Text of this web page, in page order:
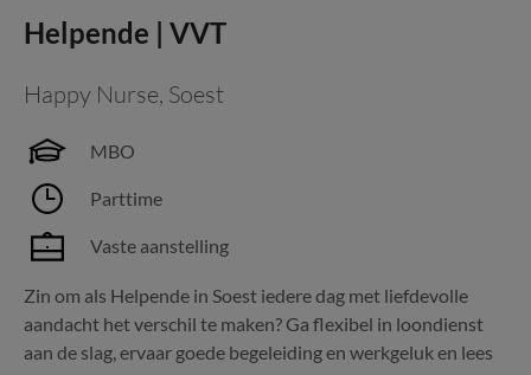
Helpende | VVT
Happy Nurse, Soest
MBO
Parttime
Vaste aanstelling
Zin om als Helpende in Soest iedere dag met liefdevolle
aandacht het verschil te maken? Ga flexibel in loondienst
aan de slag, ervaar goede begeleiding en werkgeluk en lees